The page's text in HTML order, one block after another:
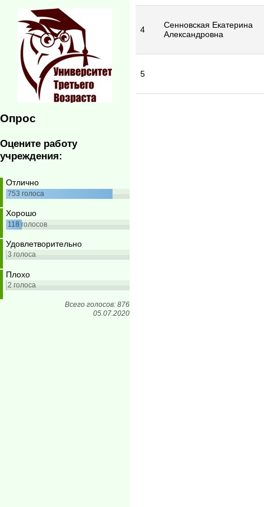
Опрос
Оцените работу
учреждения:
Отлично
753голоса
Хорошо
118 голосов
Удовлетворительно
3голоса
Плохо
2голоса
Всего голосов: 876
05.07.2020
4
Сенновская Екатерина
Александровна
5